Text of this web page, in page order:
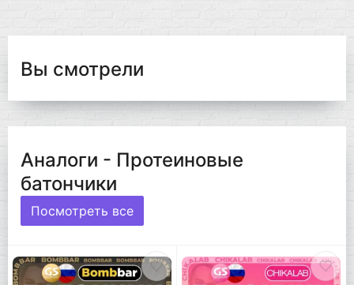
Вы смотрели
Аналоги - Протеиновые
батончики
Посмотреть все